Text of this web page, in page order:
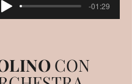
-01:29
CON